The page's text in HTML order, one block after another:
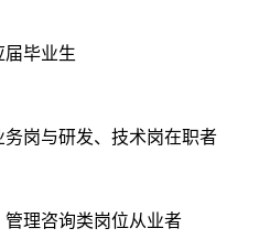
届毕业生
岗与研发、技术岗在职者
理咨询类岗位从业者